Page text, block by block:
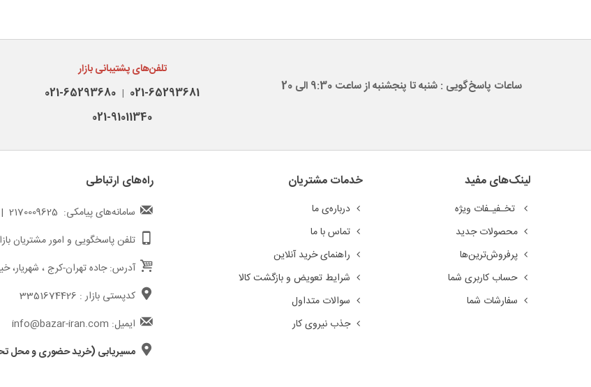
ساعات پاسخ‌گویی : شنبه تا پنجشنبه از ساعت 9:30 الی 20
تلفن‌های پشتیبانی بازار
021-65293681
|
021-65293680
021-91011340
لینک‌های مفید
تخـفیـفات ویژه
محصولات جدید
پرفروش‌ترین‌ها
حساب کاربری شما
سفارشات شما
خدمات مشتریان
درباره‌ی ما
تماس با ما
راهنمای خرید آنلاین
شرایط تعویض و بازگشت کالا
سوالات متداول
جذب نیروی کار
راه‌های ارتباطی
سامانه‌های پیامکی: 2170009625 | 217000005555
تلفن پاسخگویی و امور مشتریان بازار :
آدرس: جاده تهران-کرج ، شهریار،
کدپستی بازار : 3351674426
ایمیل: info@bazar-iran.com
مسیریابی (خرید حضوری و محل